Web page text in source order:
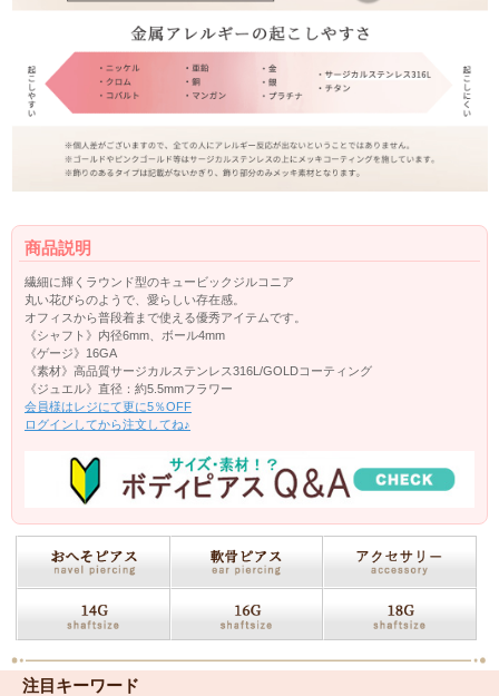
商品説明
繊細に輝くラウンド型のキュービックジルコニア
丸い花びらのようで、愛らしい存在感。
オフィスから普段着まで使える優秀アイテムです。
《シャフト》内径6mm、ボール4mm
《ゲージ》16GA
《素材》高品質サージカルステンレス316L/GOLDコーティング
《ジュエル》直径：約5.5mmフラワー
会員様はレジにて更に5％OFF
ログインしてから注文してね♪
注目キーワード